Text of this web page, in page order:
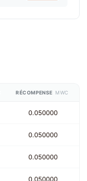
RÉCOMPENSE MWC
0.050000
0.050000
0.050000
0.050000